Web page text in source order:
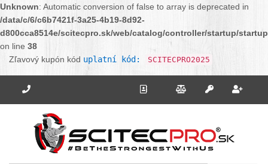
Unknown: Automatic conversion of false to array is deprecated in
/data/c/6/c6b7421f-3a25-4b19-8d92-
d800cca8514e/scitecpro.sk/web/catalog/controller/startup/
on line 38
Zľavový kupón kód uplatní kód: SCITECPRO2025
Potrebujete poradiť? Zavolajte nám. Kontakt Porovnanie
Prihlásiť sa